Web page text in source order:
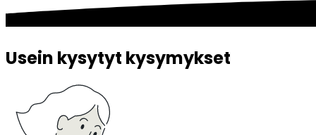
Usein kysytyt kysymykset